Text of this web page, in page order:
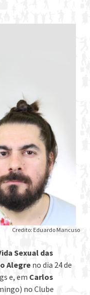
Credito: Eduardo Mancuso
Sexual das
Alegreno dia 24 de
e, em Carlos
no Clube